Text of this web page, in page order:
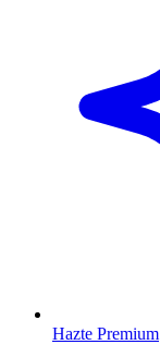
Hazte Premium